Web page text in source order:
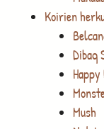
Koirien
Dibaq
Happy
Mush